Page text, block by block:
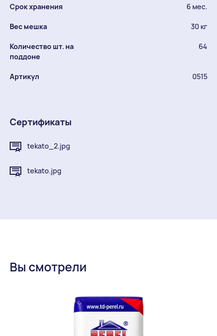
Срок хранения 6 мес.
Вес мешка 30 кг
Количество шт. на
поддоне
64
Артикул 0515
Сертификаты
tekato_2.jpg
tekato.jpg
Вы смотрели